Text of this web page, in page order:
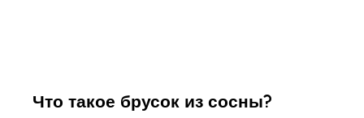
Что такое брусок из сосны?